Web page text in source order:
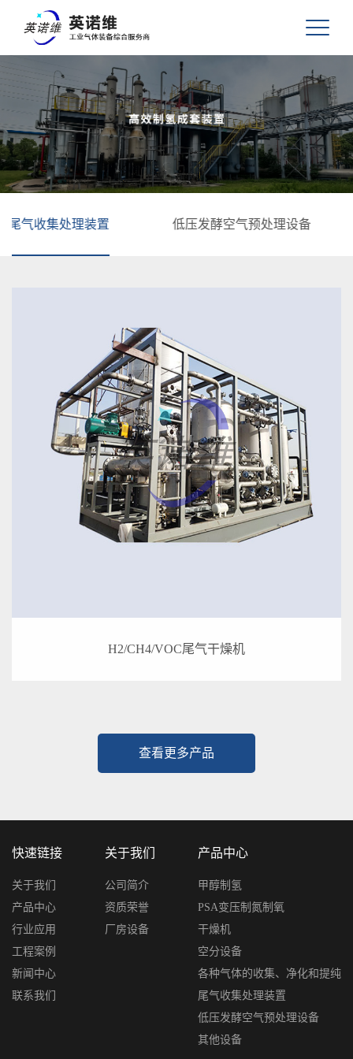
装置 低压发酵空气预处理设备 其他设备
H2/CH4/VOC尾气干燥机
查看更多产品
快速链接
关于我们
产品中心
行业应用
工程案例
新闻中心
联系我们
关于我们
公司简介
资质荣誉
厂房设备
产品中心
甲醇制氢
PSA变压制氮制氧
干燥机
空分设备
各种气体的收集、净化和提纯
尾气收集处理装置
低压发酵空气预处理设备
其他设备